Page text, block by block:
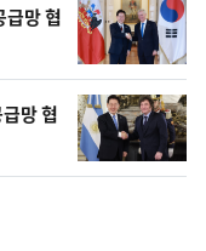
망 협
망 협